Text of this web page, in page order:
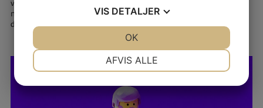
vi bede dig skrive til Sekretariatet for Kulturregionen hurtigst
muligt på
ricke@faxekommune.dk, så en anden kan få glæde af
din plads.
VIS DETALJER
AFVIS ALLE
OK